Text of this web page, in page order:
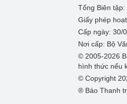
Tổng Biên tập:
Giấy phép
Cấp ngày: 30/
Nơi cấp: Bộ
© 2005-2026
hình thức nếu
© Copyright
® Báo Thanh